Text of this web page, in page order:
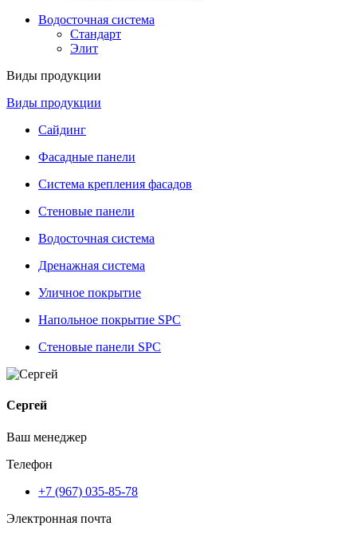
Водосточная система
Стандарт
Элит
Виды продукции
Виды продукции
Сайдинг
Фасадные панели
Система крепления фасадов
Стеновые панели
Водосточная система
Дренажная система
Уличное покрытие
Напольное покрытие SPC
Стеновые панели SPC
Сергей
Ваш менеджер
Телефон
+7 (967) 035-85-78
Электронная почта